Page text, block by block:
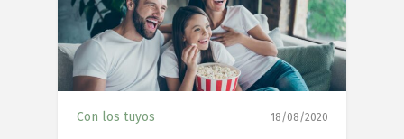
Con los tuyos 18/08/2020